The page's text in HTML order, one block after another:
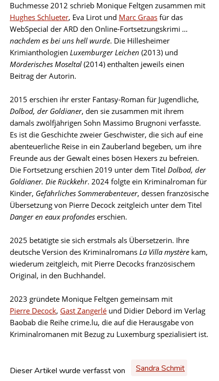
Buchmesse 2012 schrieb Monique Feltgen zusammen mit
Hughes Schlueter, Eva Lirot und Marc Graas für das
WebSpecial der ARD den Online-Fortsetzungskrimi …
nachdem es bei uns hell wurde. Die Hillesheimer
Krimianthologien Luxemburger Leichen (2013) und
Mörderisches Moseltal (2014) enthalten jeweils einen
Beitrag der Autorin.
2015 erschien ihr erster Fantasy-Roman für Jugendliche,
Dolbod, der Goldianer, den sie zusammen mit ihrem
damals zwölfjährigen Sohn Massimo Brugnoni verfasste.
Es ist die Geschichte zweier Geschwister, die sich auf eine
abenteuerliche Reise in ein Zauberland begeben, um ihre
Freunde aus der Gewalt eines bösen Hexers zu befreien.
Die Fortsetzung erschien 2019 unter dem Titel Dolbod, der
Goldianer. Die Rückkehr. 2024 folgte ein Kriminalroman für
Kinder, Gefährliches Sommerabenteuer, dessen französische
Übersetzung von Pierre Decock zeitgleich unter dem Titel
Danger en eaux profondes erschien.
2025 betätigte sie sich erstmals als Übersetzerin. Ihre
deutsche Version des Kriminalromans La Villa mystère kam,
wiederum zeitgleich, mit Pierre Decocks französischem
Original, in den Buchhandel.
2023 gründete Monique Feltgen gemeinsam mit
Pierre Decock, Gast Zangerlé und Didier Debord im Verlag
Baobab die Reihe crime.lu, die auf die Herausgabe von
Kriminalromanen mit Bezug zu Luxemburg spezialisiert ist.
Dieser Artikel wurde verfasst von Sandra Schmit